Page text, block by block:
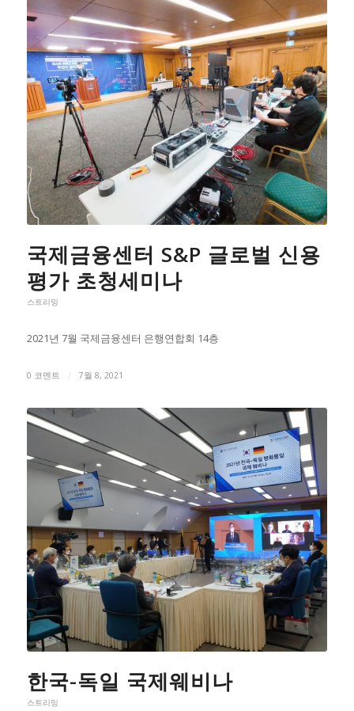
국제금융센터 S&P 글로벌 신용
평가 초청세미나
스트리밍
2021년 7월 국제금융센터 은행연합회 14층
0 코멘트 / 7월 8, 2021
한국-독일 국제웨비나
스트리밍